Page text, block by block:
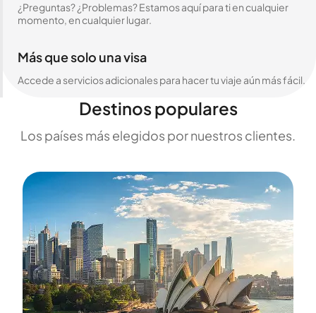
¿Preguntas? ¿Problemas? Estamos aquí para ti en cualquier
momento, en cualquier lugar.
Más que solo una visa
Accede a servicios adicionales para hacer tu viaje aún más fácil.
Destinos populares
Los países más elegidos por nuestros clientes.